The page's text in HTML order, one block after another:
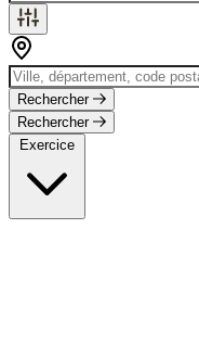
Rechercher
Rechercher
Exercice